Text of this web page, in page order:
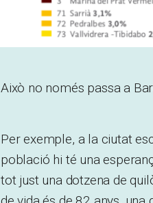
Això no només passa a
Per exemple, a la ciutat
població hi té una
tot just una dotzena de